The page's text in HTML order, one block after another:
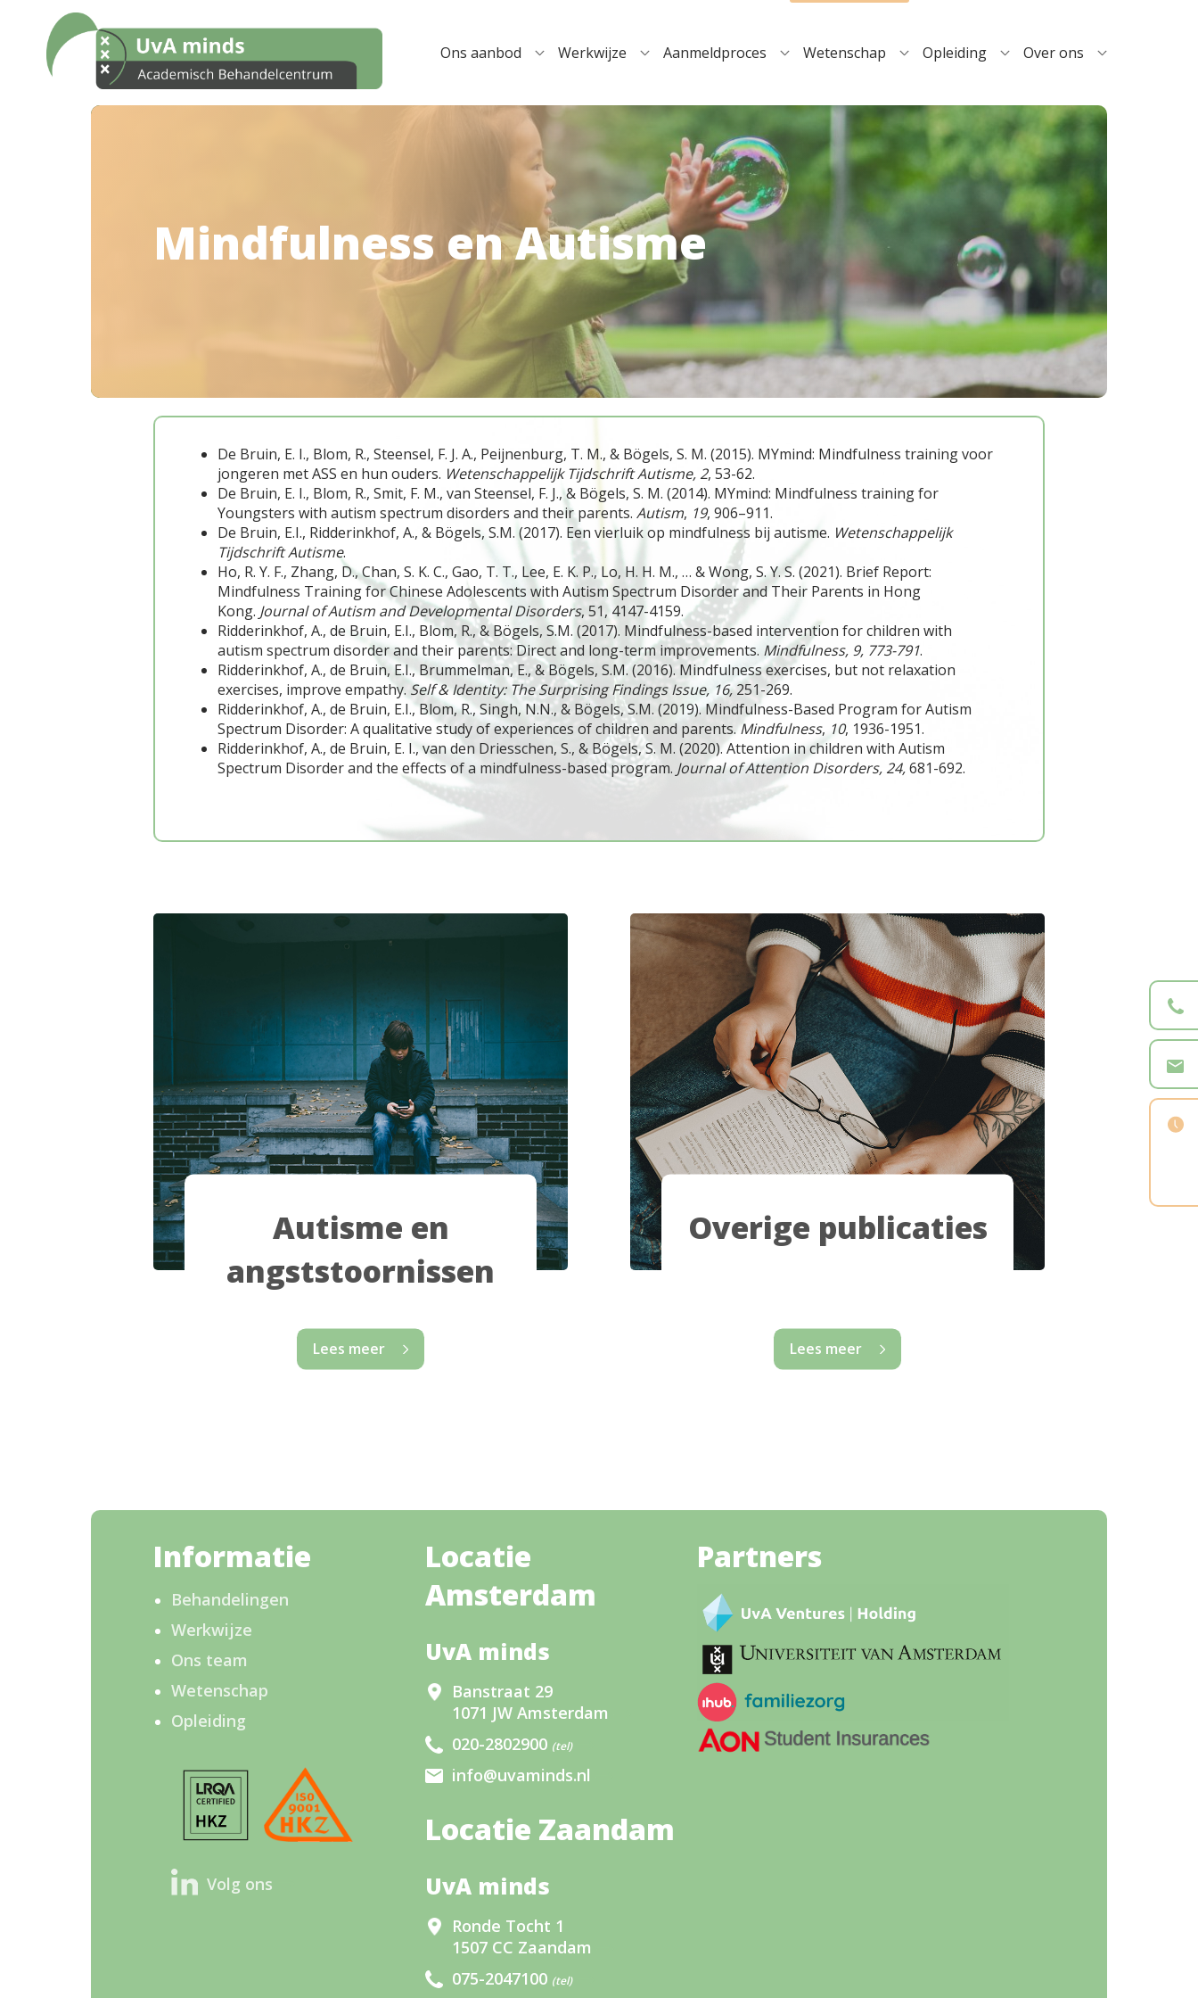
Ons aanbod Werkwijze Aanmeldproces Wetenschap Opleiding Over ons
Mindfulness en Autisme
De Bruin, E. I., Blom, R., Steensel, F. J. A., Peijnenburg, T. M., & Bögels, S. M. (2015). MYmind: Mindfulness training voor
jongeren met ASS en hun ouders. Wetenschappelijk Tijdschrift Autisme, 2, 53-62.
De Bruin, E. I., Blom, R., Smit, F. M., van Steensel, F. J., & Bögels, S. M. (2014). MYmind: Mindfulness training for
Youngsters with autism spectrum disorders and their parents. Autism, 19, 906–911.
De Bruin, E.I., Ridderinkhof, A., & Bögels, S.M. (2017). Een vierluik op mindfulness bij autisme. Wetenschappelijk
Tijdschrift Autisme.
Ho, R. Y. F., Zhang, D., Chan, S. K. C., Gao, T. T., Lee, E. K. P., Lo, H. H. M., … & Wong, S. Y. S. (2021). Brief Report:
Mindfulness Training for Chinese Adolescents with Autism Spectrum Disorder and Their Parents in Hong
Kong. Journal of Autism and Developmental Disorders, 51, 4147-4159.
Ridderinkhof, A., de Bruin, E.I., Blom, R., & Bögels, S.M. (2017). Mindfulness-based intervention for children with
autism spectrum disorder and their parents: Direct and long-term improvements. Mindfulness, 9, 773-791.
Ridderinkhof, A., de Bruin, E.I., Brummelman, E., & Bögels, S.M. (2016). Mindfulness exercises, but not relaxation
exercises, improve empathy. Self & Identity: The Surprising Findings Issue, 16,251-269.
Ridderinkhof, A., de Bruin, E.I., Blom, R., Singh, N.N., & Bögels, S.M. (2019). Mindfulness-Based Program for Autism
Spectrum Disorder: A qualitative study of experiences of children and parents.Mindfulness, 10, 1936-1951.
Ridderinkhof, A., de Bruin, E. I., van den Driesschen, S., & Bögels, S. M. (2020). Attention in children with Autism
Spectrum Disorder and the effects of a mindfulness-based program. Journal of Attention Disorders, 24,681-692.
Autisme en
angststoornissen
Lees meer
Overige publicaties
Lees meer
Informatie
Behandelingen
Werkwijze
Ons team
Wetenschap
Opleiding
Volg ons
Locatie
Amsterdam
UvA minds
Banstraat 29
1071 JW Amsterdam
020-2802900 (tel)
info@uvaminds.nl
Locatie Zaandam
UvA minds
Ronde Tocht 1
1507 CC Zaandam
075-2047100 (tel)
Partners